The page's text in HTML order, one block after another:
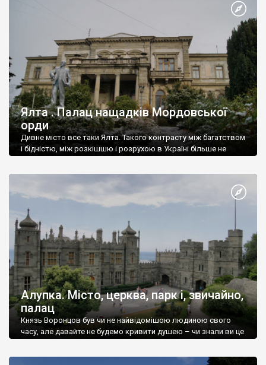
Ялта . Палац нащадків Мордовської
орди
Дивне місто все таки Ялта. Такого контрасту між багатством
і бідністю, між розкішшю і розрухою в Україні більше не
Алупка. Місто, церква, парк і, звичайно,
палац
Князь Воронцов був чи не найвідомішою людиною свого
часу, але давайте не будемо кривити душею – чи знали ви це